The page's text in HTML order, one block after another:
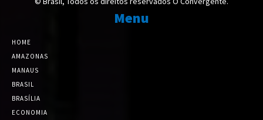
Menu
HOME
AMAZONAS
MANAUS
BRASIL
BRASÍLIA
ECONOMIA